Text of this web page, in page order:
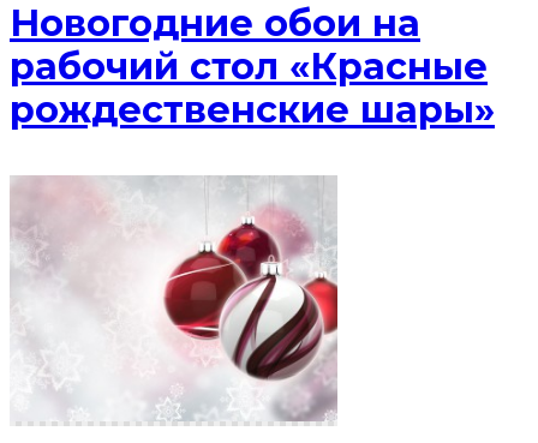
Новогодние обои на
рабочий стол «Красные
рождественские шары»